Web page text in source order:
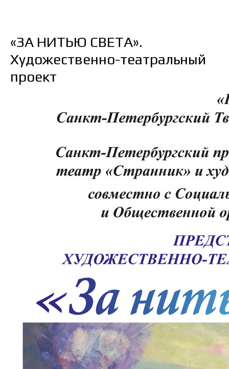
«ЗА НИТЬЮ СВЕТА».
Художественно-театральный
проект